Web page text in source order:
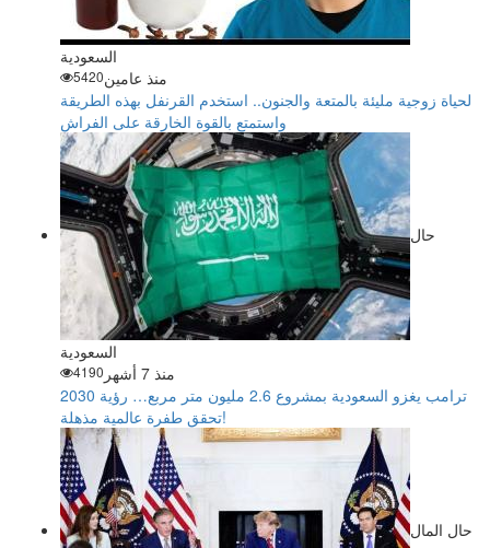
السعودية
منذ عامين5420
لحياة زوجية مليئة بالمتعة والجنون.. استخدم القرنفل بهذه الطريقة
واستمتع بالقوة الخارقة على الفراش
حال
السعودية
منذ 7 أشهر
4190
ترامب يغزو السعودية بمشروع 2.6 مليون متر مربع… رؤية 2030
تحقق طفرة عالمية مذهلة!
حال المال